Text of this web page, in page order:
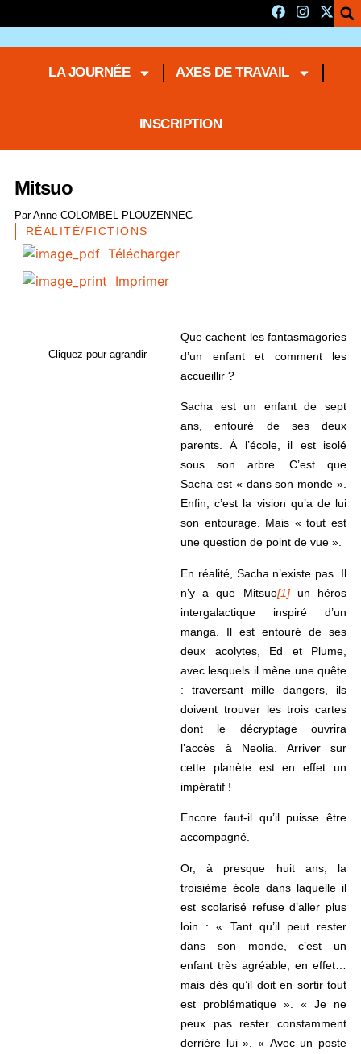
LA JOURNÉE AXES DE TRAVAIL
INSCRIPTION
Mitsuo
ParAnne COLOMBEL-PLOUZENNEC
RÉALITÉ/FICTIONS
Télécharger
Imprimer
Cliquez pour agrandir
Que cachent les fantasmagories
d’un enfant et comment les
accueillir ?
Sacha est un enfant de sept
ans, entouré de ses deux
parents. À l’école, il est isolé
sous son arbre. C’est que
Sacha est « dans son monde ».
Enfin, c’est la vision qu’a de lui
son entourage. Mais « tout est
une question de point de vue ».
En réalité, Sacha n’existe pas. Il
n’y a que Mitsuo[1]un héros
intergalactique inspiré d’un
manga. Il est entouré de ses
deux acolytes, Ed et Plume,
avec lesquels il mène une quête
: traversant mille dangers, ils
doivent trouver les trois cartes
dont le décryptage ouvrira
l’accès à Neolia. Arriver sur
cette planète est en effet un
impératif !
Encore faut-il qu’il puisse être
accompagné.
Or, à presque huit ans, la
troisième école dans laquelle il
est scolarisé refuse d’aller plus
loin : « Tant qu’il peut rester
dans son monde, c’est un
enfant très agréable, en effet…
mais dès qu’il doit en sortir tout
est problématique ». « Je ne
peux pas rester constamment
derrière lui ». « Avec un poste